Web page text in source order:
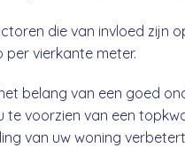
die van invloed zijn
vierkante meter.
belang van een goed
voorzien van een
van uw woning